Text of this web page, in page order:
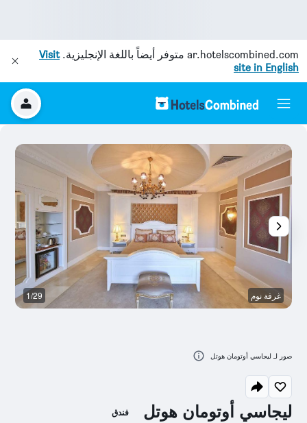
ar.hotelscombined.com متوفر أيضاً باللغة الإنجليزية.Visit
site in English
ليجاسي أوتومان هوتل فندق
غرفة نوم 1/29
صور لـ ليجاسي أوتومان هوتل